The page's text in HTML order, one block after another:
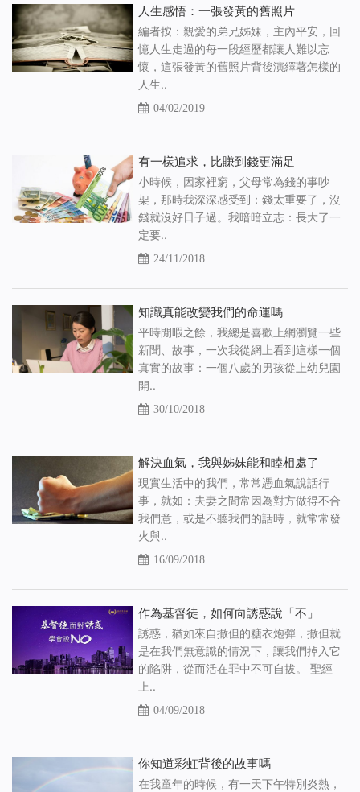
人生感悟：一張發黃的舊照片
編者按：親愛的弟兄姊妹，主內平安，回
憶人生走過的每一段經歷都讓人難以忘
懷，這張發黃的舊照片背後演繹著怎樣的
人生..
04/02/2019
有一樣追求，比賺到錢更滿足
小時候，因家裡窮，父母常為錢的事吵
架，那時我深深感受到：錢太重要了，沒
錢就沒好日子過。我暗暗立志：長大了一
定要..
24/11/2018
知識真能改變我們的命運嗎
平時閒暇之餘，我總是喜歡上網瀏覽一些
新聞、故事，一次我從網上看到這樣一個
真實的故事：一個八歲的男孩從上幼兒園
開..
30/10/2018
解決血氣，我與姊妹能和睦相處了
現實生活中的我們，常常憑血氣說話行
事，就如：夫妻之間常因為對方做得不合
我們意，或是不聽我們的話時，就常常發
火與..
16/09/2018
作為基督徒，如何向誘惑說「不」
誘惑，猶如來自撒但的糖衣炮彈，撒但就
是在我們無意識的情況下，讓我們掉入它
的陷阱，從而活在罪中不可自拔。 聖經
上..
04/09/2018
你知道彩虹背後的故事嗎
在我童年的時候，有一天下午特別炎熱，